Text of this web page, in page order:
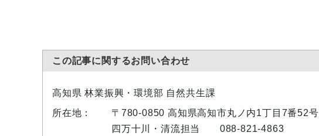
この記事に関するお問い合わせ
高知県 林業振興・環境部 自然共生課
所在地：
〒780-0850 高知県高知市丸ノ内1丁目7番52号
四万十川・清流担当 088-821-4863